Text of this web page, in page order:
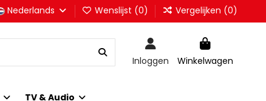
Nederlands Wenslijst (0) Vergelijken (0)
Inloggen Winkelwagen
TV & Audio